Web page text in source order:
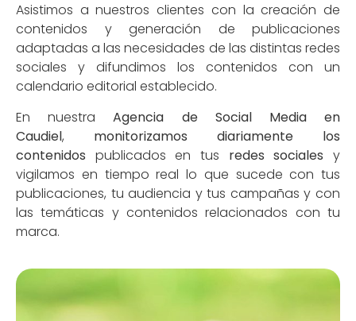
Asistimos a nuestros clientes con la creación de
contenidos y generación de publicaciones
adaptadas a las necesidades de las distintas redes
sociales y difundimos los contenidos con un
calendario editorial establecido.
En nuestra Agencia de Social Media en
Caudiel, monitorizamos diariamente los
contenidos publicados en tus redes sociales y
vigilamos en tiempo real lo que sucede con tus
publicaciones, tu audiencia y tus campañas y con
las temáticas y contenidos relacionados con tu
marca.